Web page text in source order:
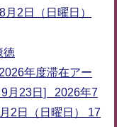
2日（日曜日）
徳
年度滞在アー
9月23日] 2026年7
2日（日曜日） 17